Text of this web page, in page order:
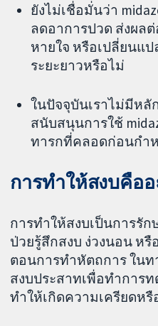
ยังไม่เชื่อมั่นว่า
ลดอาการปวด ส่งผล
หายใจ หรือเปลี่ยนแ
ระยะยาวหรือไม่
ในปัจจุบันเราไม่มีหลั
สนับสนุนการใช้
ทารกที่คลอดก่อนกำ
การทำให้สงบคืออ
การทำให้สงบเป็นการรั
ป่วยรู้สึกสงบ ง่วงนอน ห
ตอนการทำหัตถการ ในท
สงบประสาทเพื่อทำการ
ทำให้เกิดความเครียดห